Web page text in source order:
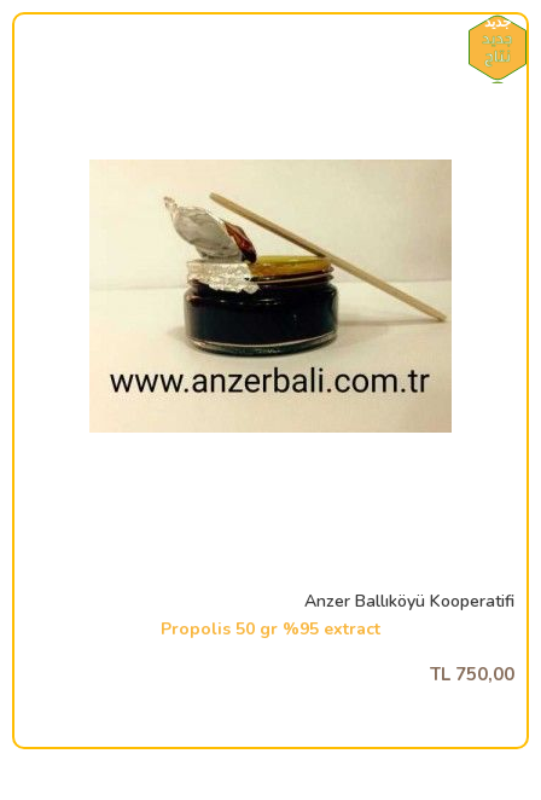
جديد
Anzer Ballıköyü Kooperatifi
Propolis 50 gr %95 extract
750,00 TL